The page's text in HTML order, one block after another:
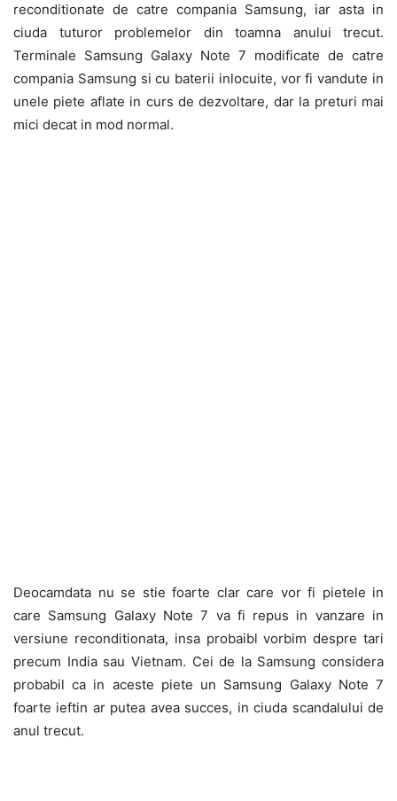
reconditionate de catre compania Samsung, iar asta in
ciuda tuturor problemelor din toamna anului trecut.
Terminale Samsung Galaxy Note 7 modificate de catre
compania Samsung si cu baterii inlocuite, vor fi vandute in
unele piete aflate in curs de dezvoltare, dar la preturi mai
mici decat in mod normal.
Deocamdata nu se stie foarte clar care vor fi pietele in
care Samsung Galaxy Note 7 va fi repus in vanzare in
versiune reconditionata, insa probaibl vorbim despre tari
precum India sau Vietnam. Cei de la Samsung considera
probabil ca in aceste piete un Samsung Galaxy Note 7
foarte ieftin ar putea avea succes, in ciuda scandalului de
anul trecut.